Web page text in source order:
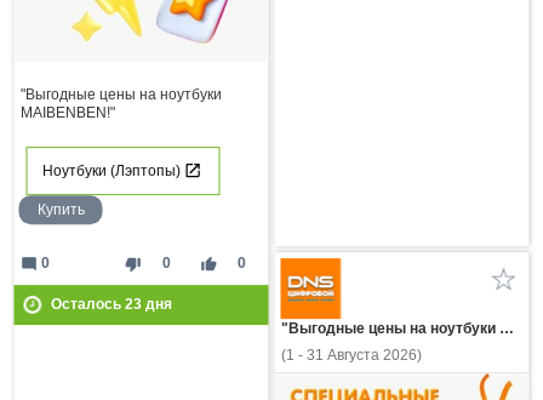
"Выгодные цены на ноутбуки
MAIBENBEN!"
Ноутбуки (Лэптопы)
Купить
thumb_down 0 thumb_up 0
mode_comment 0
Осталось 23дня
"Выгодные цены на ноутбуки HONOR!"
(1 - 31 Августа 2026)